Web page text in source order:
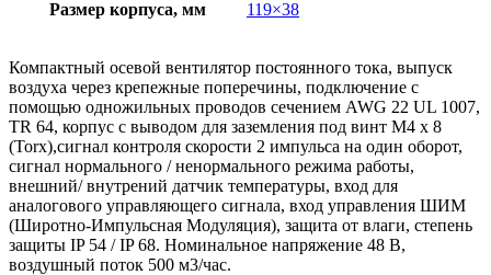
Размер корпуса, мм 119×38
Компактный осевой вентилятор постоянного тока, выпуск
воздуха через крепежные поперечины, подключение с
помощью одножильных проводов сечением AWG 22 UL 1007,
TR 64, корпус с выводом для заземления под винт М4 х 8
(Torx),сигнал контроля скорости 2 импульса на один оборот,
сигнал нормального / ненормального режима работы,
внешний/ внутрений датчик температуры, вход для
аналогового управляющего сигнала, вход управления ШИМ
(Широтно-Импульсная Модуляция), защита от влаги, степень
защиты IP 54 / IP 68. Номинальное напряжение 48 В,
воздушный поток 500 м3/час.